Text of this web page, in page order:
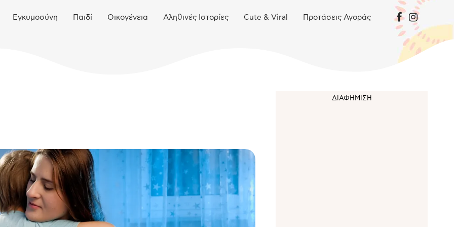
Εγκυμοσύνη Παιδί Οικογένεια Αληθινές Ιστορίες Cute & Viral Προτάσεις Αγοράς